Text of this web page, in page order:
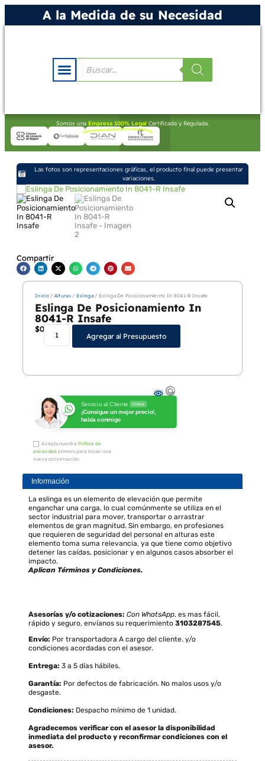
A la Medida de su Necesidad
Somos una Empresa 100% Legal Certificada y Regulada.
Las fotos son representaciones gráficas, el producto final puede presentar
variaciones.
Compartir
Inicio/ Alturas/ Eslinga/ Eslinga De Posicionamiento In 8041-R Insafe
Eslinga De Posicionamiento In
8041-R Insafe
$0
Agregar al Presupuesto
Servicio al Cliente Online
¡Consigue un mejor precio!,
habla conmigo
Acepta nuestra Política de
privacidad primero para iniciar una
nueva conversación.
Información
La eslinga es un elemento de elevación que permite
enganchar una carga, lo cual comúnmente se utiliza en el
sector industrial para mover, transportar o arrastrar
elementos de gran magnitud. Sin embargo, en profesiones
que requieren de seguridad del personal en alturas este
elemento toma suma relevancia, ya que tiene como objetivo
detener las caídas, posicionar y en algunos casos absorber el
impacto.
Aplican Términos y Condiciones.
Asesorías y/o cotizaciones: Con WhatsApp, es mas fácil,
rápido y seguro, envíanos su requerimiento 3103287545.
Envío: Por transportadora A cargo del cliente. y/o
condiciones acordadas con el asesor.
Entrega: 3 a 5 días hábiles.
Garantía: Por defectos de fabricación. No malos usos y/o
desgaste.
Condiciones: Despacho mínimo de 1 unidad.
Agradecemos verificar con el asesor la disponibilidad
inmediata del producto y reconfirmar condiciones con el
asesor.